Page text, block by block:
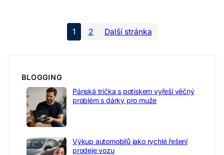
1 2 Další stránka
BLOGGING
Pánská trička s potiskem vyřeší věčný
problém s dárky pro muže
Výkup automobilů jako rychlé řešení
prodeje vozu